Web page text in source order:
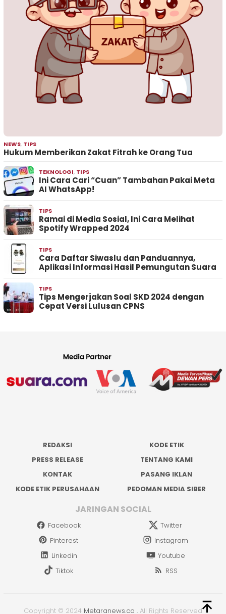
NEWS, TIPS
Hukum Memberikan Zakat Fitrah ke Orang Tua
TEKNOLOGI, TIPS
Ini Cara Cari “Cuan” Tambahan Pakai Meta
AI WhatsApp!
TIPS
Ramai di Media Sosial, Ini Cara Melihat
Spotify Wrapped 2024
TIPS
Cara Daftar Siwaslu dan Panduannya,
Aplikasi Informasi Hasil Pemungutan Suara
TIPS
Tips Mengerjakan Soal SKD 2024 dengan
Cepat Versi Lulusan CPNS
REDAKSI
KODE ETIK
PRESS RELEASE
TENTANG KAMI
KONTAK
PASANG IKLAN
KODE ETIK PERUSAHAAN
PEDOMAN MEDIA SIBER
JARINGAN SOCIAL
Facebook
Twitter
Pinterest
Instagram
Linkedin
Youtube
Tiktok
RSS
Copyright © 2024 Metaranews.co . All Rights Reserved